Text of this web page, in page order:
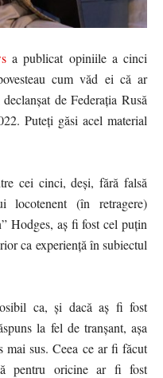
a publicat opiniile a cinci
cum văd ei că ar
de Federația Rusă
Puteți găsi acel material
cei cinci, deși, fără falsă
locotenent (în retragere)
Hodges, aș fi fost cel puțin
ca experiență în subiectul
ca, și dacă aș fi fost
la fel de tranșant, așa
mai sus. Ceea ce ar fi făcut
pentru oricine ar fi fost